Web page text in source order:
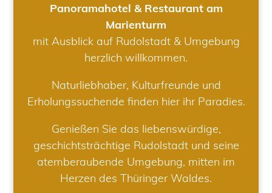
Panoramahotel & Restaurant am
Marienturm
mit Ausblick auf Rudolstadt & Umgebung
herzlich willkommen.
Naturliebhaber, Kulturfreunde und
Erholungssuchende finden hier ihr Paradies.
Genießen Sie das liebenswürdige,
geschichtsträchtige Rudolstadt und seine
atemberaubende Umgebung, mitten im
Herzen des Thüringer Waldes.